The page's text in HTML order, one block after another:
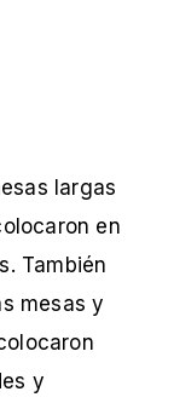
largas
en
También
mesas y
y